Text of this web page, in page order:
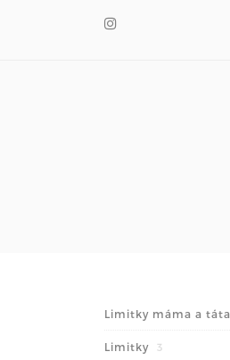
Limitky máma a táta
Limitky 3